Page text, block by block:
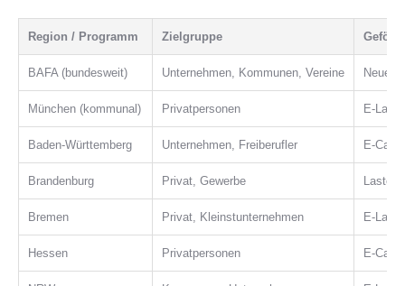
Region / Programm Zielgruppe
BAFA (bundesweit) Unternehmen, Kommunen, Vereine Neue
München (kommunal) Privatpersonen E-
Baden-Württemberg Unternehmen, Freiberufler E-
Brandenburg Privat, Gewerbe
Bremen Privat, Kleinstunternehmen E-
Hessen Privatpersonen E-